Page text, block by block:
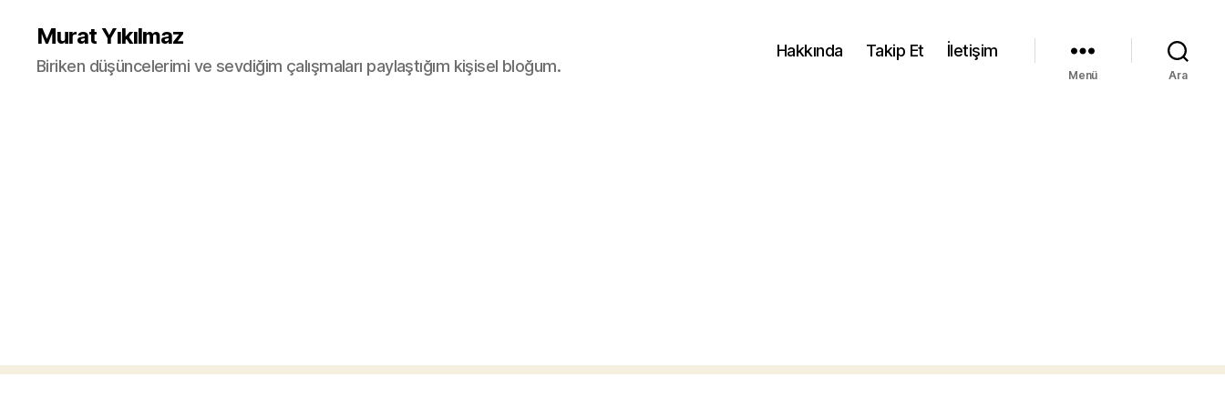
Murat Yıkılmaz
Biriken düşüncelerimi ve sevdiğim çalışmaları paylaştığım kişisel bloğum.
Hakkında Takip Et İletişim
Menü Ara